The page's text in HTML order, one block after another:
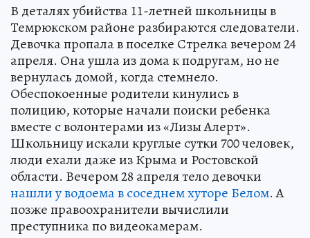
В деталях убийства 11-летней школьницы в
Темрюкском районе разбираются следователи.
Девочка пропала в поселке Стрелка вечером 24
апреля. Она ушла из дома к подругам, но не
вернулась домой, когда стемнело.
Обеспокоенные родители кинулись в
полицию, которые начали поиски ребенка
вместе с волонтерами из «Лизы Алерт».
Школьницу искали круглые сутки 700 человек,
люди ехали даже из Крыма и Ростовской
области. Вечером 28 апреля тело девочки
нашли у водоема в соседнем хуторе Белом. А
позже правоохранители вычислили
преступника по видеокамерам.